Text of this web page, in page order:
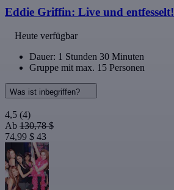
Eddie Griffin: Live und entfesselt!
Heute verfügbar
Dauer: 1 Stunden 30 Minuten
Gruppe mit max. 15 Personen
Was ist inbegriffen?
4,5 (4)
Ab 130,78 $
74,99 $ 43